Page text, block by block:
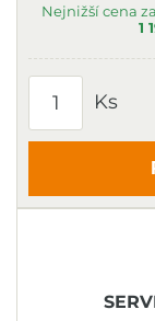
Nejnižší cena
1
Ks